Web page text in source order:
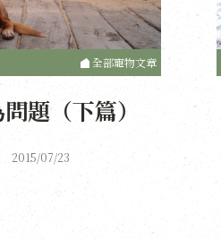
全部寵物文章
題（下篇）
2015/07/23